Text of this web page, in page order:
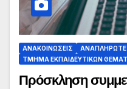
ΑΝΑΚΟΙΝΏΣΕΙΣ
ΤΜΉΜΑ ΕΚΠΑΙΔΕΥΤΙΚΏΝ
Πρόσκληση